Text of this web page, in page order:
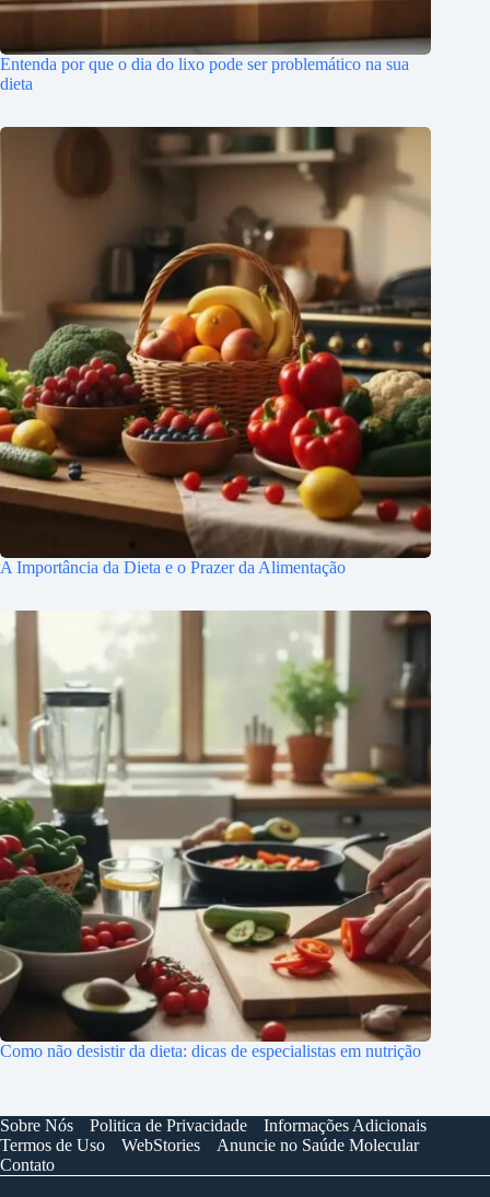
Entenda por que o dia do lixo pode ser problemático na sua
dieta
A Importância da Dieta e o Prazer da Alimentação
Como não desistir da dieta: dicas de especialistas em nutrição
Sobre Nós Politica de Privacidade
Informações Adicionais
Termos de Uso
WebStories
Anuncie no Saúde Molecular
Contato